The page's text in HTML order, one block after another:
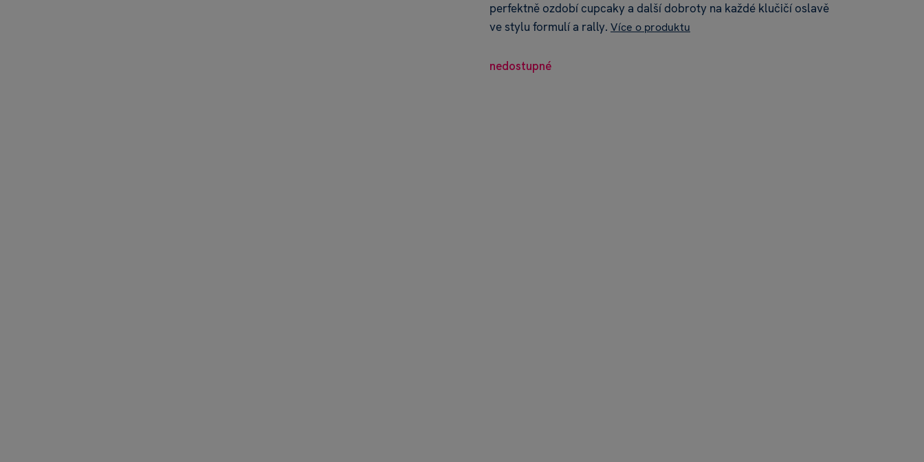
perfektně ozdobí cupcaky a další dobroty na každé klučičí oslavě
ve stylu formulí a rally. Více o produktu
nedostupné